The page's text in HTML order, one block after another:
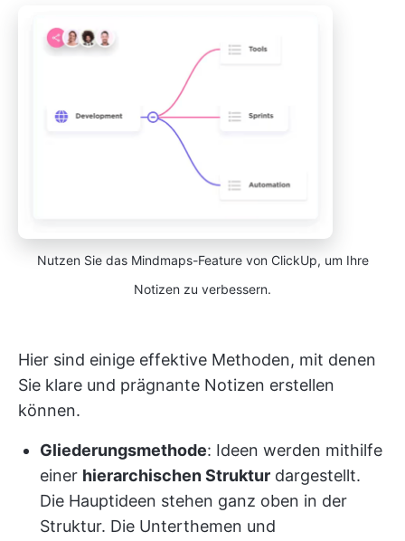
Nutzen Sie das Mindmaps-Feature von ClickUp, um Ihre
Notizen zu verbessern.
Hier sind einige effektive Methoden, mit denen
Sie klare und prägnante Notizen erstellen
können.
Gliederungsmethode: Ideen werden mithilfe
einer hierarchischen Struktur dargestellt.
Die Hauptideen stehen ganz oben in der
Struktur. Die Unterthemen und